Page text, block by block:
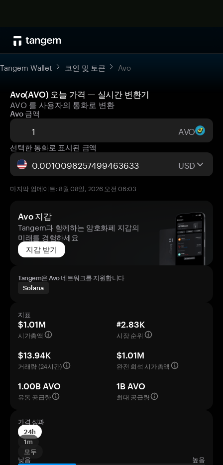
Tangem Wallet 코인 및 토큰 Avo
Avo(AVO) 오늘 가격 — 실시간 변환기
AVO 를 사용자의 통화로 변환
Avo 금액
AVO
선택한 통화로 표시된 금액
USD
마지막 업데이트: 8월 08일, 2026 오전 06:03
Avo 지갑
Tangem과 함께하는 암호화폐 지갑의
미래를 경험하세요
지갑 받기
Tangem은 Avo 네트워크를 지원합니다
Solana
지표
$1.01M
시가총액
#2.83K
시장 순위
$13.94K
거래량 (24시간)
$1.01M
완전 희석 시가총액
1.00B AVO
유통 공급량
1B AVO
최대 공급량
가격 성과
24h
1m
모두
낮음
높음